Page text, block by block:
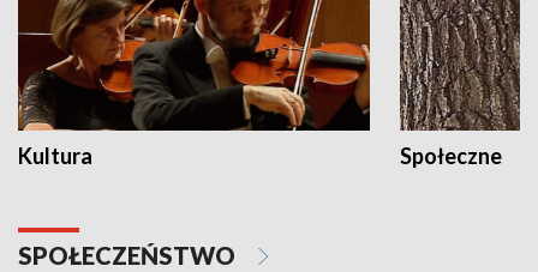
Kultura Społeczne
SPOŁECZEŃSTWO